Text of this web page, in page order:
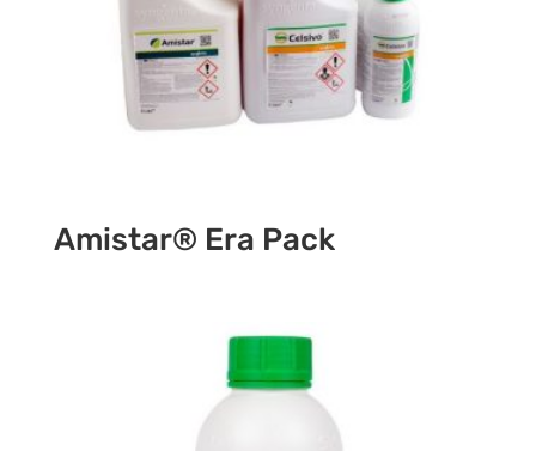
Amistar® Era Pack